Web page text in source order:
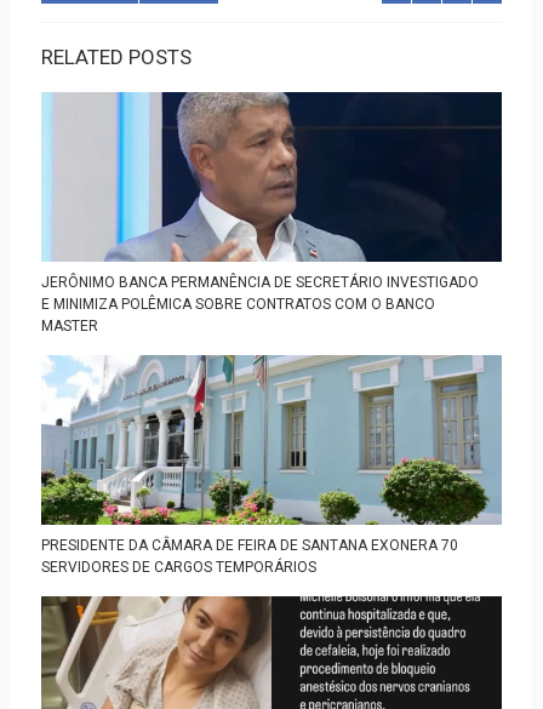
RELATED POSTS
JERÔNIMO BANCA PERMANÊNCIA DE SECRETÁRIO INVESTIGADO
E MINIMIZA POLÊMICA SOBRE CONTRATOS COM O BANCO
MASTER
PRESIDENTE DA CÂMARA DE FEIRA DE SANTANA EXONERA 70
SERVIDORES DE CARGOS TEMPORÁRIOS